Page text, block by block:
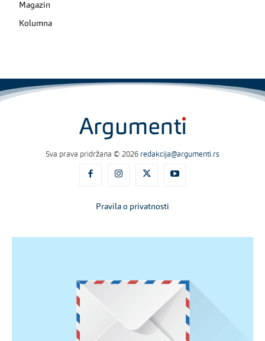
Magazin
Kolumna
Sva prava pridržana © 2026 redakcija@argumenti.rs
Pravila o privatnosti